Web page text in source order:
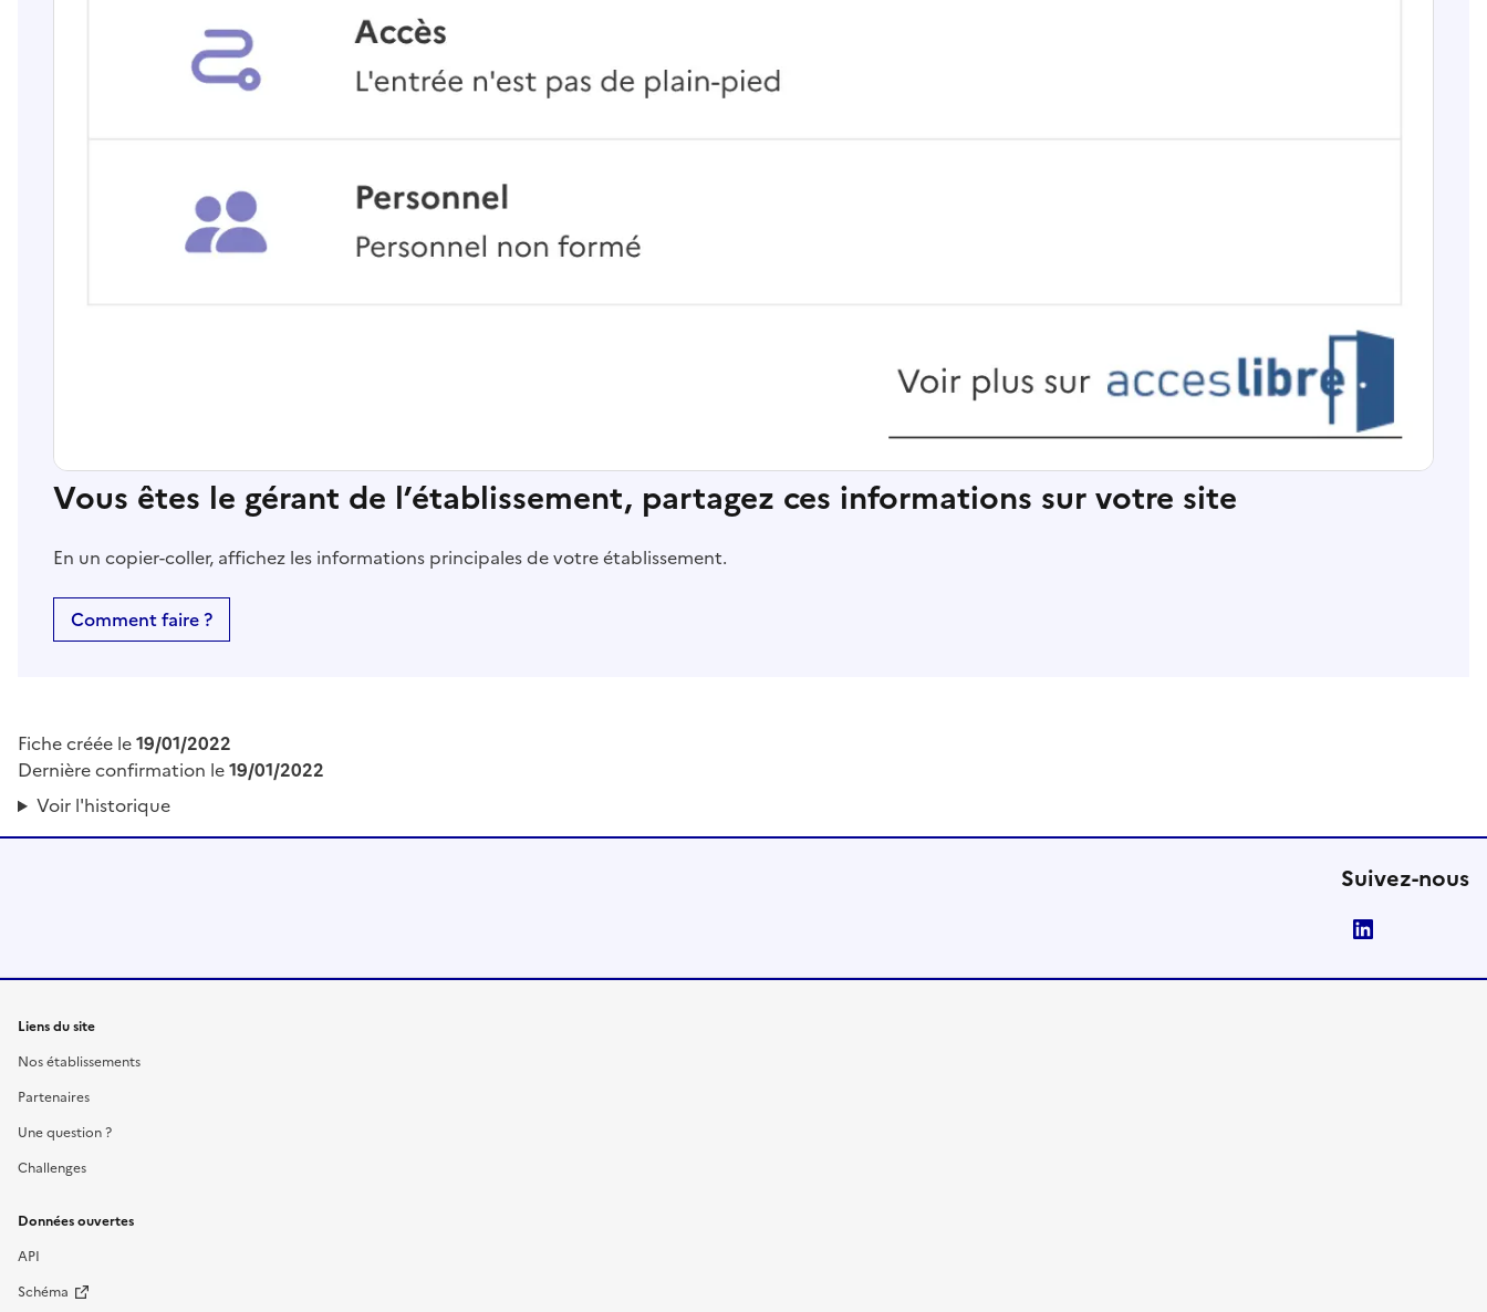
Vous êtes le gérant de l’établissement, partagez ces informations sur votre site
En un copier-coller, affichez les informations principales de votre établissement.
Comment faire ?
Fiche créée le19/01/2022
Dernière confirmation le19/01/2022
Voir l'historique
Suivez-nous
Liens du site
Nos établissements
Partenaires
Une question ?
Challenges
Données ouvertes
API
Schéma